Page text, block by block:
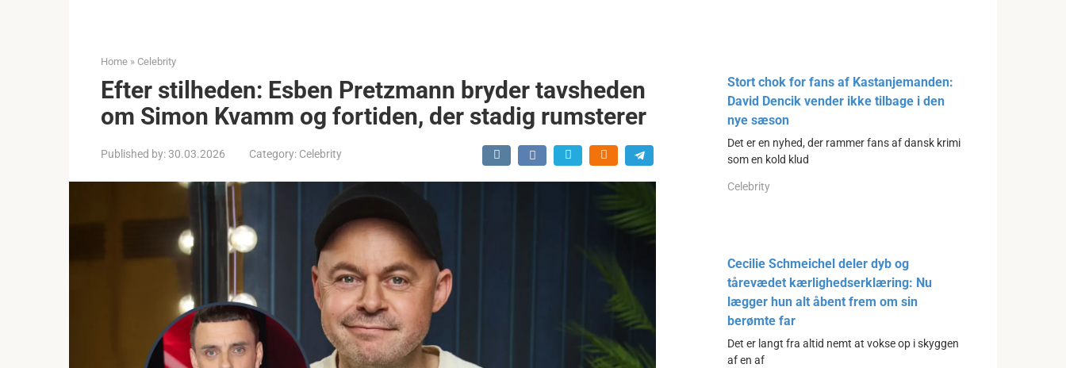
Home » Celebrity
Efter stilheden: Esben Pretzmann bryder tavsheden
om Simon Kvamm og fortiden, der stadig rumsterer
Published by:30.03.2026 Category: Celebrity
Stort chok for fans af Kastanjemanden:
David Dencik vender ikke tilbage i den
nye sæson
Det er en nyhed, der rammer fans af dansk krimi
som en kold klud
Celebrity
Cecilie Schmeichel deler dyb og
tårevædet kærlighedserklæring: Nu
lægger hun alt åbent frem om sin
berømte far
Det er langt fra altid nemt at vokse op i skyggen
af en af